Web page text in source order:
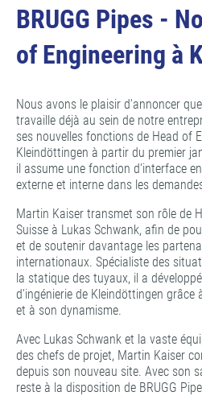
BRUGG Pipes -
of Engineering à
Nous avons le plaisir d'annoncer
travaille déjà au sein de notre
ses nouvelles fonctions de Head of
Kleindöttingen à partir du premier
il assume une fonction d'interface
externe et interne dans les
Martin Kaiser transmet son rôle de
Suisse à Lukas Schwank, afin de
et de soutenir davantage les
internationaux. Spécialiste des
la statique des tuyaux, il a
d'ingénierie de Kleindöttingen grâce
et à son dynamisme.
Avec Lukas Schwank et la vaste
des chefs de projet, Martin Kaiser
depuis son nouveau site. Avec son
reste à la disposition de BRUGG